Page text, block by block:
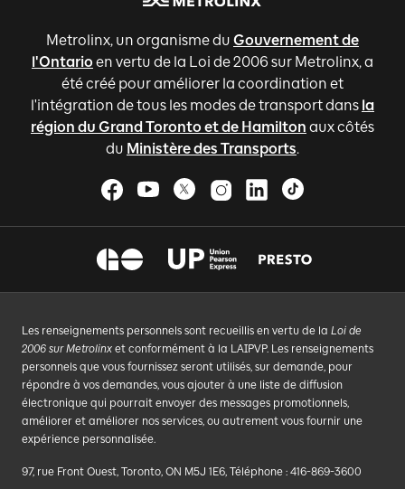
Metrolinx, un organisme du Gouvernement de
l'Ontario en vertu de la Loi de 2006 sur Metrolinx, a
été créé pour améliorer la coordination et
l'intégration de tous les modes de transport dans la
région du Grand Toronto et de Hamilton aux côtés
du Ministère des Transports.
Les renseignements personnels sont recueillis en vertu de la Loi de
2006 sur Metrolinx et conformément à la LAIPVP. Les renseignements
personnels que vous fournissez seront utilisés, sur demande, pour
répondre à vos demandes, vous ajouter à une liste de diffusion
électronique qui pourrait envoyer des messages promotionnels,
améliorer et améliorer nos services, ou autrement vous fournir une
expérience personnalisée.
97, rue Front Ouest, Toronto, ON M5J 1E6, Téléphone : 416-869-3600